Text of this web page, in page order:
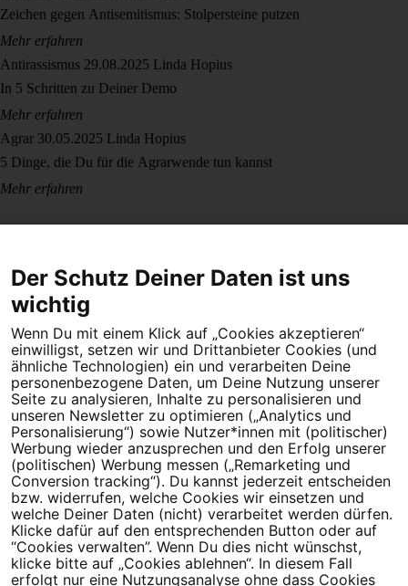
Zeichen gegen Antisemitismus: Stolpersteine putzen
Mehr erfahren
Antirassismus 29.08.2025 Linda Hopius
In 5 Schritten zu Deiner Demo
Mehr erfahren
Agrar 30.05.2025 Linda Hopius
5 Dinge, die Du für die Agrarwende tun kannst
Mehr erfahren
Dein Engagement macht den Unterschied. Schließe Dich 4,5
Millionen Menschen an.
Newsletter bestellen
Campact e.V.
IBAN DE95 2‍5‍1‍2 0‍5‍1‍0 6‍9‍8‍0 0‍0‍0‍0 0‍0
SozialBank
Direkt online spenden
Der Schutz Deiner Daten ist uns
wichtig
Wenn Du mit einem Klick auf „Cookies akzeptieren“
einwilligst, setzen wir und Drittanbieter Cookies (und
ähnliche Technologien) ein und verarbeiten Deine
personenbezogene Daten, um Deine Nutzung unserer
Seite zu analysieren, Inhalte zu personalisieren und
unseren Newsletter zu optimieren („Analytics und
Personalisierung“) sowie Nutzer*innen mit (politischer)
Werbung wieder anzusprechen und den Erfolg unserer
(politischen) Werbung messen („Remarketing und
Conversion tracking“). Du kannst jederzeit entscheiden
bzw. widerrufen, welche Cookies wir einsetzen und
welche Deiner Daten (nicht) verarbeitet werden dürfen.
Klicke dafür auf den entsprechenden Button oder auf
“Cookies verwalten”. Wenn Du dies nicht wünschst,
klicke bitte auf „Cookies ablehnen“. In diesem Fall
erfolgt nur eine Nutzungsanalyse ohne dass Cookies